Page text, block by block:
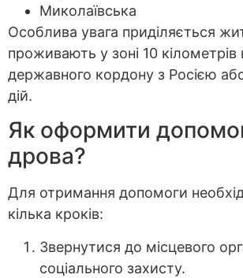
Миколаївська
Особлива увага приділяється
проживають у зоні 10 кілометрів
державного кордону з Росією або
дій.
Як оформити
дрова?
Для отримання допомоги
кілька кроків:
Звернутися до місцевого
соціального захисту.